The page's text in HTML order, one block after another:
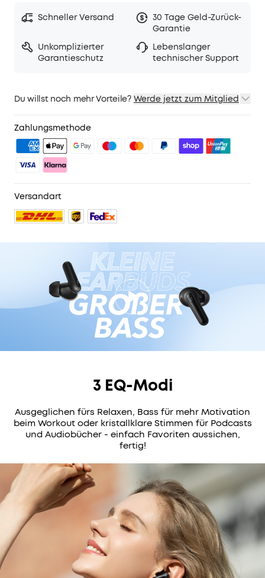
Schneller Versand
30 Tage Geld-Zurück-
Garantie
Unkomplizierter
Garantieschutz
Lebenslanger
technischer Support
Du willst noch mehr Vorteile? Werde jetzt zum Mitglied
2. Mitglieder-Preise für ausgewähte Produkte
3. Geburtstagsgeschenk
4. Weitere Vorteile mit soundcoreCredits
Mehr erfahren
Zahlungsmethode
Versandart
Farbe: Schwarz
Mehrere
Ratenzahlungsoptionen
verfügbar.
SOUNDCORE:
Eine
Marke
von
Anker
Innovations.
Versandinformationen
3 EQ-Modi
Ausgeglichen fürs Relaxen, Bass für mehr Motivation
beim Workout oder kristallklare Stimmen für Podcasts
und Audiobücher - einfach Favoriten aussichen,
fertig!